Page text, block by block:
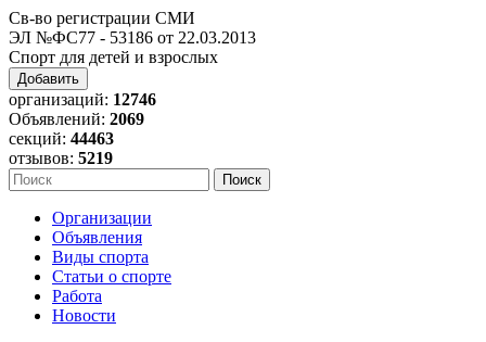
Св-во регистрации СМИ
ЭЛ №ФС77 - 53186 от 22.03.2013
Спорт для детей и взрослых
Добавить
организаций: 12746
Объявлений: 2069
секций: 44463
отзывов: 5219
Организации
Объявления
Виды спорта
Статьи о спорте
Работа
Новости